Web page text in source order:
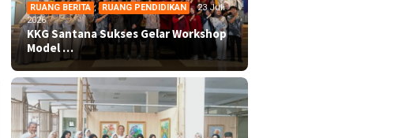
RUANG BERITA , RUANG PENDIDIKAN
23 Juli
2026
KKG Santana Sukses Gelar Workshop
Model …